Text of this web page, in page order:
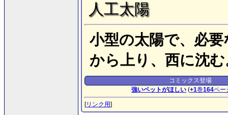
人工太陽
小型の太陽で、必
から上り、西に沈む
コミックス登場
強いペットがほしい (+1巻164ペー
[リンク用]